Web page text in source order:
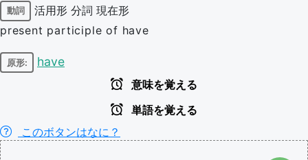
動詞 活用形 分詞 現在形
present participle of have
原形: have
意味を覚える
単語を覚える
このボタンはなに？